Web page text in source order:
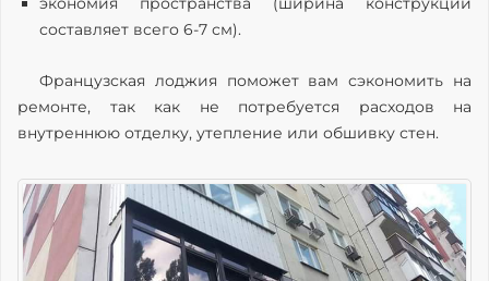
составляет всего 6-7 см).
Французская лоджия поможет вам сэкономить на
ремонте, так как не потребуется расходов на
внутреннюю отделку, утепление или обшивку стен.